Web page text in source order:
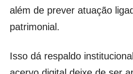
além de prever atuação
patrimonial.
Isso dá respaldo